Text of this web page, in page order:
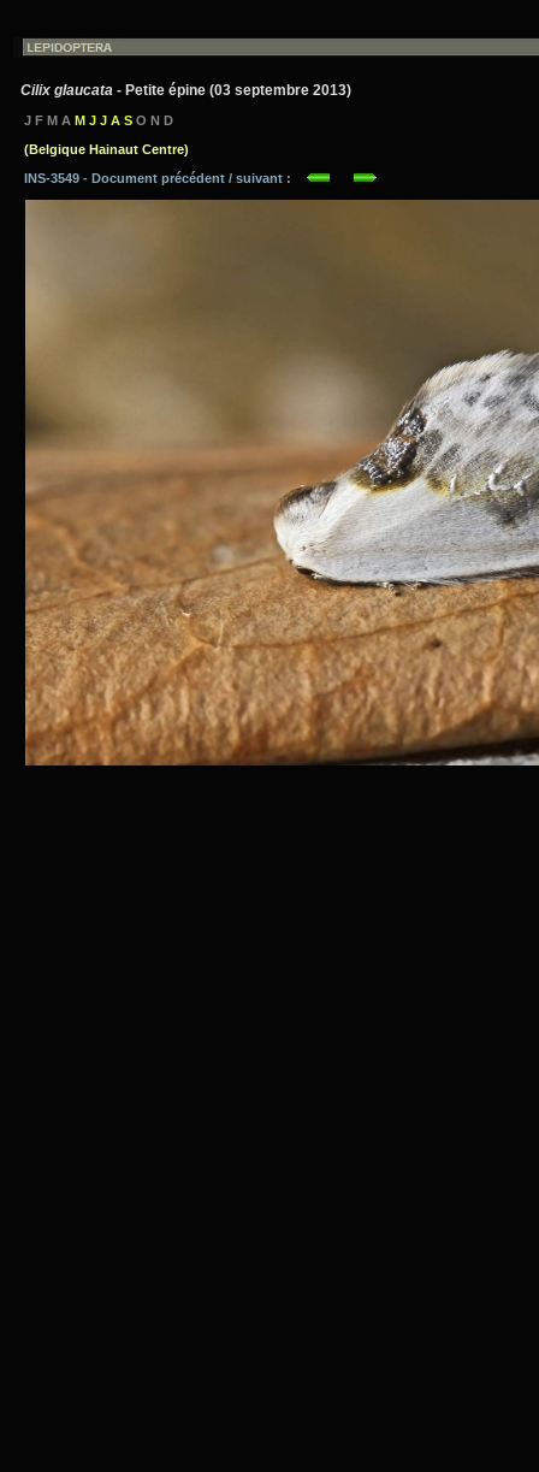
Cilix glaucata - Petite épine (03 septembre 2013)
J F M A M J J A S O N D
(Belgique Hainaut Centre)
INS-3549 - Document précédent / suivant :